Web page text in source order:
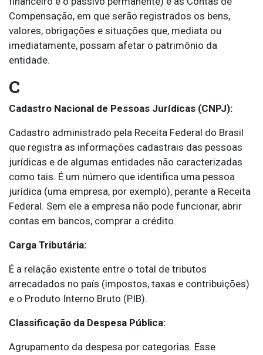
Compensação, em que serão registrados os bens,
valores, obrigações e situações que, mediata ou
imediatamente, possam afetar o patrimônio da
entidade.
C
Cadastro Nacional de Pessoas Jurídicas (CNPJ):
Cadastro administrado pela Receita Federal do Brasil
que registra as informações cadastrais das pessoas
jurídicas e de algumas entidades não caracterizadas
como tais. É um número que identifica uma pessoa
jurídica (uma empresa, por exemplo), perante a Receita
Federal. Sem ele a empresa não pode funcionar, abrir
contas em bancos, comprar a crédito.
Carga Tributária:
É a relação existente entre o total de tributos
arrecadados no país (impostos, taxas e contribuições)
e o Produto Interno Bruto (PIB).
Classificação da Despesa Pública:
Agrupamento da despesa por categorias. Esse